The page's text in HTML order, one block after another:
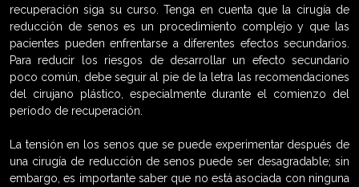
recuperación siga su curso. Tenga en cuenta que la cirugía de
reducción de senos es un procedimiento complejo y que las
pacientes pueden enfrentarse a diferentes efectos secundarios.
Para reducir los riesgos de desarrollar un efecto secundario
poco común, debe seguir al pie de la letra las recomendaciones
del cirujano plástico, especialmente durante el comienzo del
período de recuperación.
La tensión en los senos que se puede experimentar después de
una cirugía de reducción de senos puede ser desagradable; sin
embargo, es importante saber que no está asociada con ninguna